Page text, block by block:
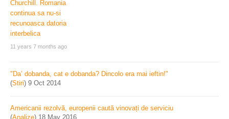
11 years 7 months ago
"Da’ dobanda, cat e dobanda? Dincolo era mai ieftin!"
(Stiri) 9 Oct 2014
Americanii rezolvă, europenii caută vinovați de serviciu
(Analize) 18 May 2016